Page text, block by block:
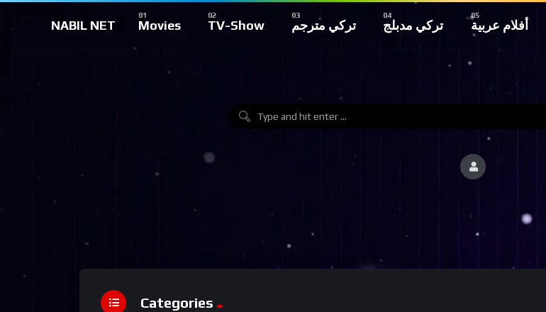
NABIL NET Movies TV-Show تركي مترجم تركي مدبلج أفلام عربية
Categories